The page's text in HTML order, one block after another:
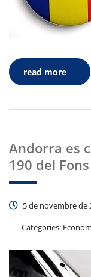
read more
Andorra es
190 del
5 de novembre de
Categories: